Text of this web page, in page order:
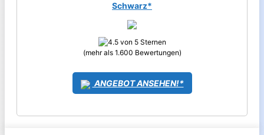
Schwarz*
(mehr als 1.600 Bewertungen)
ANGEBOT ANSEHEN!*